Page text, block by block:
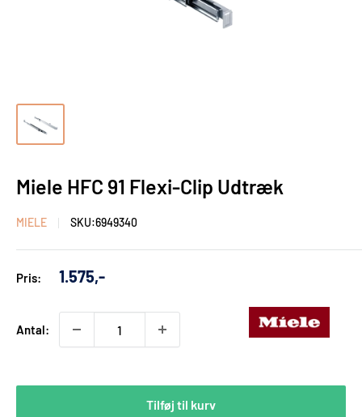
Miele HFC 91 Flexi-Clip Udtræk
MIELE SKU:6949340
Pris:
Udsalgs
1.575,-
Antal:
Tilføj til kurv